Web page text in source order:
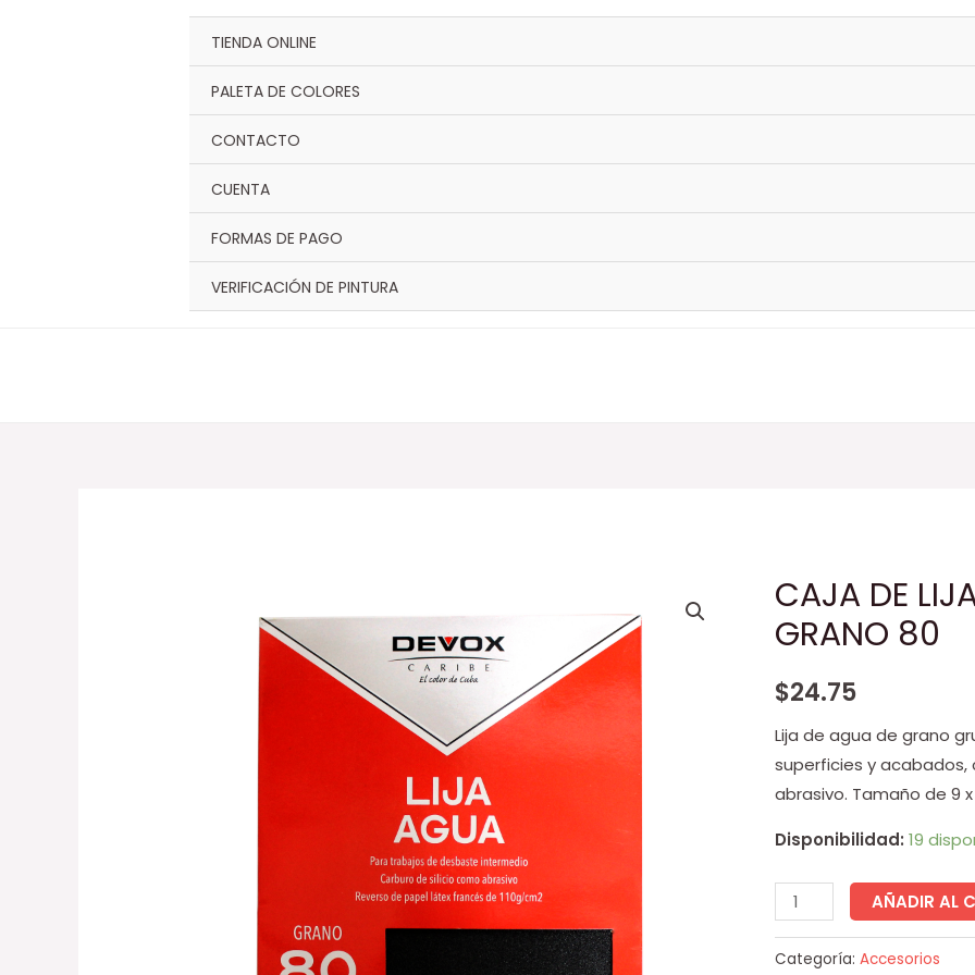
TIENDA ONLINE
PALETA DE COLORES
CONTACTO
CUENTA
FORMAS DE PAGO
VERIFICACIÓN DE PINTURA
CAJA DE
GRANO 80
$24.75
Lija de agua de grano
superficies y acabados,
abrasivo. Tamaño de 9
Disponibilidad: 19
CAJA
DE
LIJAS
DE
AGUA
DEVOX
GRANO
80
AÑADIR AL
Categoría: Accesorios